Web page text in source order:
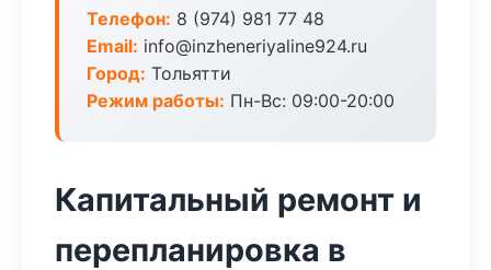
Телефон: 8 (974) 981 77 48
Email: info@inzheneriyaline924.ru
Город: Тольятти
Режим работы: Пн-Вс: 09:00-20:00
Капитальный ремонт и
перепланировка в